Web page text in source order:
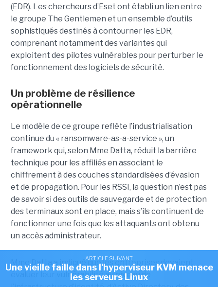
(EDR). Les chercheurs d’Eset ont établi un lien entre
le groupe The Gentlemen et un ensemble d’outils
sophistiqués destinés à contourner les EDR,
comprenant notamment des variantes qui
exploitent des pilotes vulnérables pour perturber le
fonctionnement des logiciels de sécurité.
Un problème de résilience
opérationnelle
Le modèle de ce groupe reflète l’industrialisation
continue du « ransomware-as-a-service », un
framework qui, selon Mme Datta, réduit la barrière
technique pour les affiliés en associant le
chiffrement à des couches standardisées d’évasion
et de propagation. Pour les RSSI, la question n’est pas
de savoir si des outils de sauvegarde et de protection
des terminaux sont en place, mais s’ils continuent de
fonctionner une fois que les attaquants ont obtenu
un accès administrateur.
Mme Datta a indiqué que les entreprises devaient
évaluer leur vulnérabilité au niveau de
ARTICLE SUIVANT
Une vieille faille dans l'hyperviseur KVM menace
les serveurs Linux